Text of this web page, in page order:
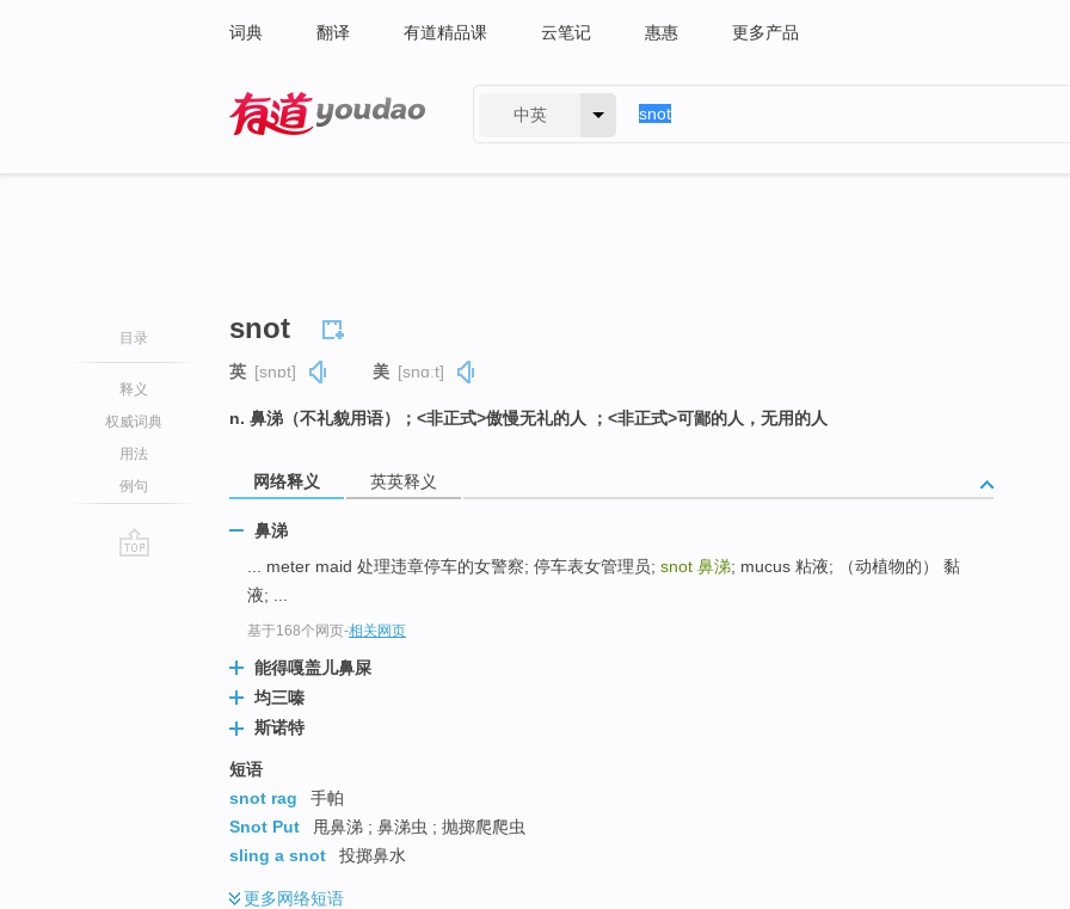
词典 翻译 有道精品课 云笔记 惠惠 更多产品
中英
目录
释义
权威词典
用法
例句
snot
英 [snɒt] 美 [snɑːt]
n. 鼻涕（不礼貌用语）；<非正式>傲慢无礼的人 ；<非正式>可鄙的人，无用的人
网络释义 英英释义
鼻涕
... meter maid 处理违章停车的女警察; 停车表女管理员; snot 鼻涕; mucus 粘液; （动植物的） 黏
液; ...
基于168个网页-相关网页
能得嘎盖儿鼻屎
均三嗪
斯诺特
短语
snot rag
手帕
Snot Put
甩鼻涕 ; 鼻涕虫 ; 抛掷爬爬虫
sling a snot
投掷鼻水
更多网络短语